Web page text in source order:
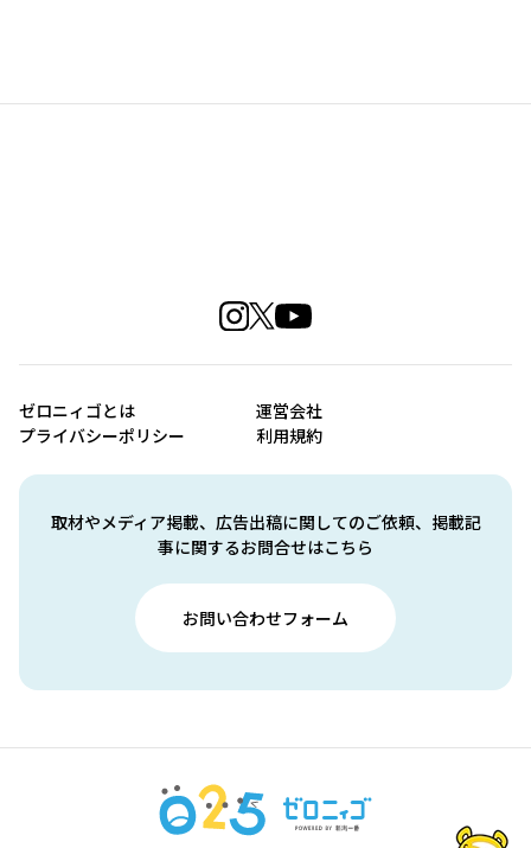
取材やメディア掲載、広告出稿に関してのご依頼、掲載記
事に関するお問合せはこちら
お問い合わせフォーム
ゼロニィゴとは
運営会社
プライバシーポリシー
利用規約